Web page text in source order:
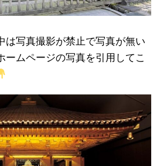
は写真撮影が禁止で写真が無い
ームページの写真を引用してこ